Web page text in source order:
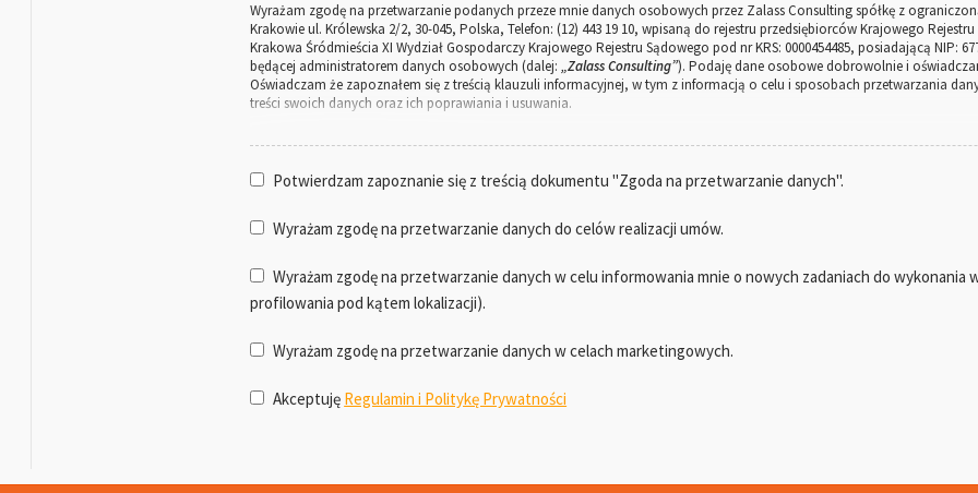
Wyrażam zgodę na przetwarzanie podanych przeze mnie danych osobowych przez Zalass Consulting spółkę z
Krakowie ul. Królewska 2/2, 30-045, Polska, Telefon: (12) 443 19 10, wpisaną do rejestru przedsiębiorców Krajowego
Krakowa Śródmieścia XI Wydział Gospodarczy Krajowego Rejestru Sądowego pod nr KRS: 0000454485, posiadającą NIP:
będącej administratorem danych osobowych (dalej:„Zalass Consulting”). Podaję dane osobowe dobrowolnie i
Oświadczam że zapoznałem się z treścią klauzuli informacyjnej, w tym z informacją o celu i sposobach przetwarzania
treści swoich danych oraz ich poprawiania i usuwania.
1. podjęcia na żądanie wykonawcy działań zmierzających do zawarcia umowy z Zalass Consulting (podstawa prawna:
2. realizacji zawartej z Zalass Consulting umowy (podstawa prawna: art. 6 ust. 1 lit. b) Rozporządzenia RODO);
art. 6 ust. 1 lit. c) Rozporządzenia RODO);
4. marketingu i promocji, produktów i usług oferowanych przez Zalass Consulting (podstawa prawna: art. 6 ust. 1 lit. a)
Rozporządzenia RODO).
Potwierdzam zapoznanie się z treścią dokumentu "Zgoda na przetwarzanie danych".
Wyrażam zgodę na przetwarzanie danych do celów realizacji umów.
Wyrażam zgodę na przetwarzanie danych w celu informowania mnie o nowych zadaniach do wykonania
profilowania pod kątem lokalizacji).
Wyrażam zgodę na przetwarzanie danych w celach marketingowych.
Akceptuję Regulamin i Politykę Prywatności